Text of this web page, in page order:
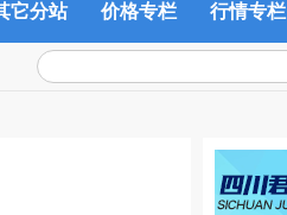
它分站 价格专栏 行情专栏